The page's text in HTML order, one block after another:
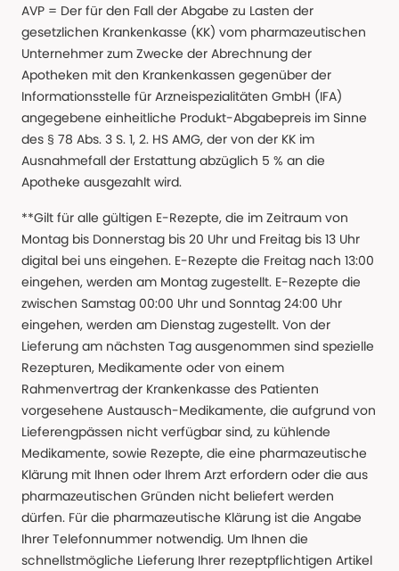
AVP = Der für den Fall der Abgabe zu Lasten der
gesetzlichen Krankenkasse (KK) vom pharmazeutischen
Unternehmer zum Zwecke der Abrechnung der
Apotheken mit den Krankenkassen gegenüber der
Informationsstelle für Arzneispezialitäten GmbH (IFA)
angegebene einheitliche Produkt-Abgabepreis im Sinne
des § 78 Abs. 3 S. 1, 2. HS AMG, der von der KK im
Ausnahmefall der Erstattung abzüglich 5 % an die
Apotheke ausgezahlt wird.
**Gilt für alle gültigen E-Rezepte, die im Zeitraum von
Montag bis Donnerstag bis 20 Uhr und Freitag bis 13 Uhr
digital bei uns eingehen. E-Rezepte die Freitag nach 13:00
eingehen, werden am Montag zugestellt. E-Rezepte die
zwischen Samstag 00:00 Uhr und Sonntag 24:00 Uhr
eingehen, werden am Dienstag zugestellt. Von der
Lieferung am nächsten Tag ausgenommen sind spezielle
Rezepturen, Medikamente oder von einem
Rahmenvertrag der Krankenkasse des Patienten
vorgesehene Austausch-Medikamente, die aufgrund von
Lieferengpässen nicht verfügbar sind, zu kühlende
Medikamente, sowie Rezepte, die eine pharmazeutische
Klärung mit Ihnen oder Ihrem Arzt erfordern oder die aus
pharmazeutischen Gründen nicht beliefert werden
dürfen. Für die pharmazeutische Klärung ist die Angabe
Ihrer Telefonnummer notwendig. Um Ihnen die
schnellstmögliche Lieferung Ihrer rezeptpflichtigen Artikel